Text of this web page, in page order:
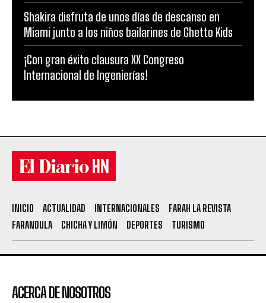
Shakira disfruta de unos días de descanso en
Miami junto a los niños bailarines de Ghetto Kids
¡Con gran éxito clausura XX Congreso
Internacional de Ingenierías!
INICIO ACTUALIDAD INTERNACIONALES
FARAH LA REVISTA
FARANDULA
CHICHA Y LIMÓN DEPORTES TURISMO
ACERCA DE NOSOTROS